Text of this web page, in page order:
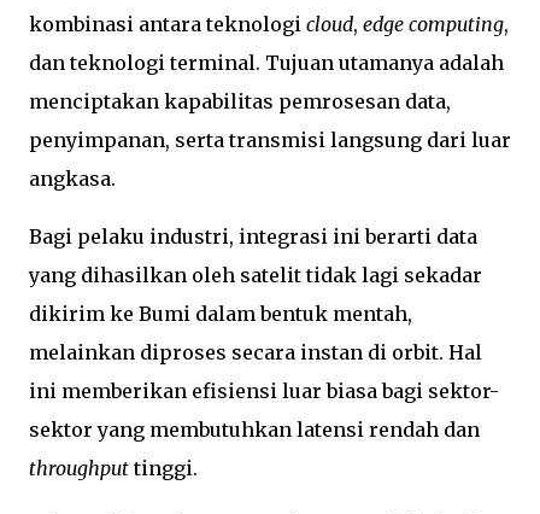
kombinasi antara teknologi cloud, edge computing,
dan teknologi terminal. Tujuan utamanya adalah
menciptakan kapabilitas pemrosesan data,
penyimpanan, serta transmisi langsung dari luar
angkasa.
Bagi pelaku industri, integrasi ini berarti data
yang dihasilkan oleh satelit tidak lagi sekadar
dikirim ke Bumi dalam bentuk mentah,
melainkan diproses secara instan di orbit. Hal
ini memberikan efisiensi luar biasa bagi sektor-
sektor yang membutuhkan latensi rendah dan
throughputtinggi.